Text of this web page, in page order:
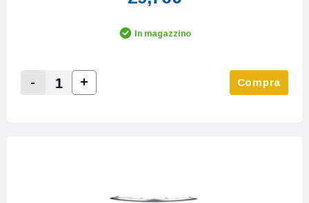
In magazzino
Decrease Quantity:
-
Increase Quantity:
+ Compra